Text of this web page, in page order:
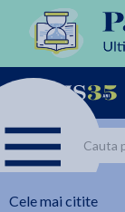
Cele mai citite